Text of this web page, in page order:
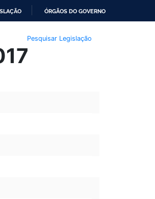
ÓRGÃOS DO GOVERNO
Pesquisar Legislação